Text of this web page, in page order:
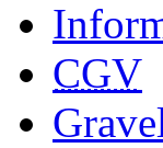
CGV